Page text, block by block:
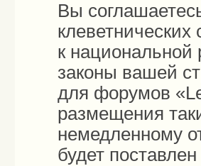
Вы
к национальной
законы вашей
для форумов
размещения
немедленному
будет